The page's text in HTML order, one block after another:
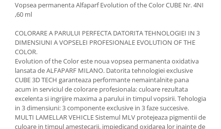
Vopsea permanenta Alfaparf Evolution of the Color CUBE Nr. 4NI
,60 ml
COLORARE A PARULUI PERFECTA DATORITA TEHNOLOGIEI IN 3
DIMENSIUNI A VOPSELEI PROFESIONALE EVOLUTION OF THE
COLOR.
Evolution of the Color este noua vopsea permanenta oxidativa
lansata de ALFAPARF MILANO. Datorita tehnologiei exclusive
CUBE 3D TECH garanteaza performante nemaintalnite pana
acum in serviciul de colorare profesionala: culoare rezultata
excelenta si ingrijire maxima a parului in timpul vopsirii. Tehologia
in 3 dimensiuni: 3 componente exclusive in 3 faze succesive.
MULTI LAMELLAR VEHICLE Sistemul MLV protejeaza pigmentii de
culoare in timpul amestecarii, impiedicand oxidarea lor inainte de